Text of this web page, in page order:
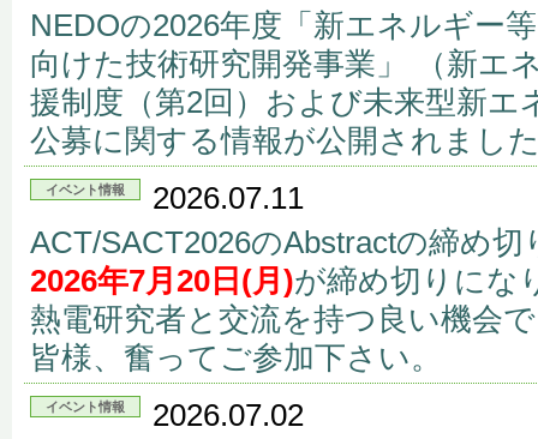
NEDOの2026年度「新エネルギー
向けた技術研究開発事業」 （新エ
援制度（第2回）および未来型新エ
公募に関する情報が公開されまし
イベント情報
2026.07.11
ACT/SACT2026のAbstractの締め
2026年7月20日(月)が締め切りにな
熱電研究者と交流を持つ良い機会
皆様、奮ってご参加下さい。
イベント情報
2026.07.02